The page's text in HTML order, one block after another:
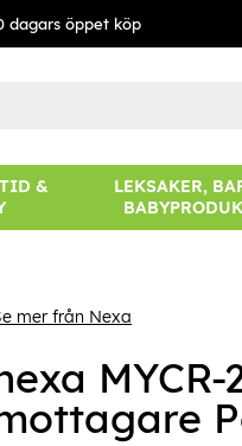
dagars öppet köp
&
LEKSAKER,
mer från Nexa